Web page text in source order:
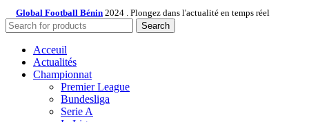
Global Football Bénin 2024 . Plongez dans l'actualité en temps réel
Search
Acceuil
Actualités
Championnat
Premier League
Bundesliga
Serie A